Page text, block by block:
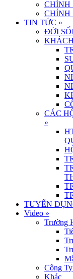
CHÍNH
CHÍNH
TIN TỨC »
ĐỜI
CÁC
»
TUYỂN
Video »
Trường
Công
Khác